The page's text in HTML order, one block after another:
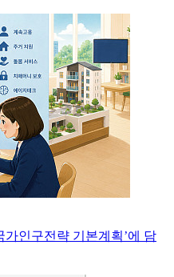
가인구전략 기본계획’에 담